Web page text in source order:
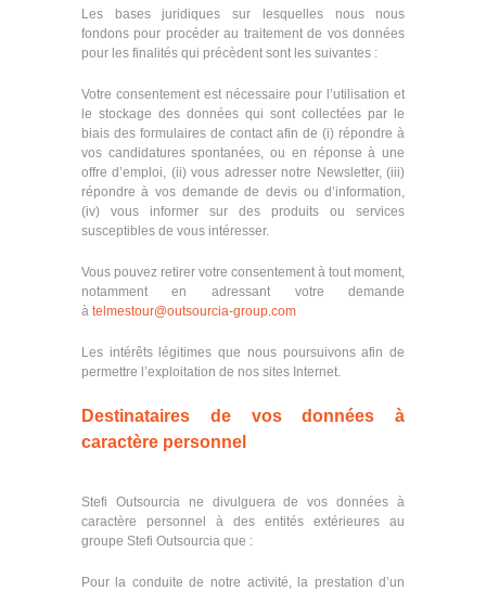
Les bases juridiques sur lesquelles nous nous
fondons pour procéder au traitement de vos données
pour les finalités qui précèdent sont les suivantes :
Votre consentement est nécessaire pour l’utilisation et
le stockage des données qui sont collectées par le
biais des formulaires de contact afin de (i) répondre à
vos candidatures spontanées, ou en réponse à une
offre d’emploi, (ii) vous adresser notre Newsletter, (iii)
répondre à vos demande de devis ou d’information,
(iv) vous informer sur des produits ou services
susceptibles de vous intéresser.
Vous pouvez retirer votre consentement à tout moment,
notamment en adressant votre demande
à telmestour@outsourcia-group.com
Les intérêts légitimes que nous poursuivons afin de
permettre l’exploitation de nos sites Internet.
Destinataires de vos données à
caractère personnel
Stefi Outsourcia ne divulguera de vos données à
caractère personnel à des entités extérieures au
groupe Stefi Outsourcia que :
Pour la conduite de notre activité, la prestation d’un